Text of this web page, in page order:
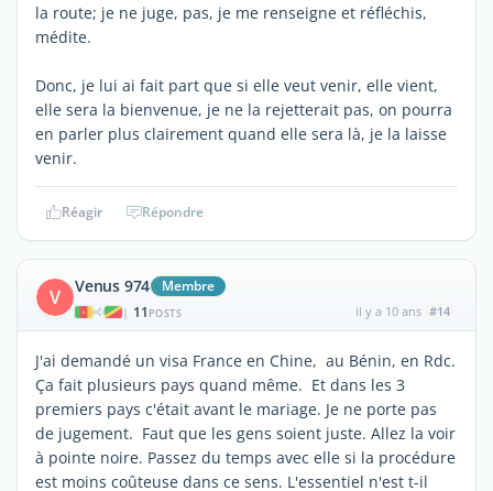
la route; je ne juge, pas, je me renseigne et réfléchis,
médite.
Donc, je lui ai fait part que si elle veut venir, elle vient,
elle sera la bienvenue, je ne la rejetterait pas, on pourra
en parler plus clairement quand elle sera là, je la laisse
venir.
Réagir Répondre
V Venus 974 Membre
| 11 POSTS il y a 10 ans #14
J'ai demandé un visa France en Chine, au Bénin, en Rdc.
Ça fait plusieurs pays quand même. Et dans les 3
premiers pays c'était avant le mariage. Je ne porte pas
de jugement. Faut que les gens soient juste. Allez la voir
à pointe noire. Passez du temps avec elle si la procédure
est moins coûteuse dans ce sens. L'essentiel n'est t-il